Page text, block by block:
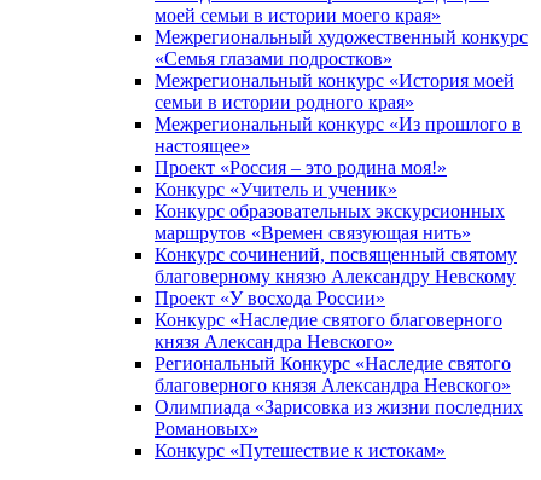
моей семьи в истории моего края»
Межрегиональный художественный конкурс
«Семья глазами подростков»
Межрегиональный конкурс «История моей
семьи в истории родного края»
Межрегиональный конкурс «Из прошлого в
настоящее»
Проект «Россия – это родина моя!»
Конкурс «Учитель и ученик»
Конкурс образовательных экскурсионных
маршрутов «Времен связующая нить»
Конкурс сочинений, посвященный святому
благоверному князю Александру Невскому
Проект «У восхода России»
Конкурс «Наследие святого благоверного
князя Александра Невского»
Региональный Конкурс «Наследие святого
благоверного князя Александра Невского»
Олимпиада «Зарисовка из жизни последних
Романовых»
Конкурс «Путешествие к истокам»